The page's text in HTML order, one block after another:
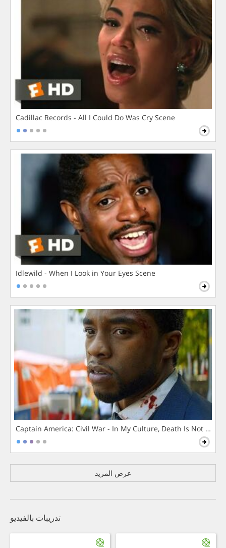
Cadillac Records - All I Could Do Was Cry Scene
Idlewild - When I Look in Your Eyes Scene
Captain America: Civil War - In My Culture, Death Is Not The
عرض المزيد
تدريبات بالفيديو